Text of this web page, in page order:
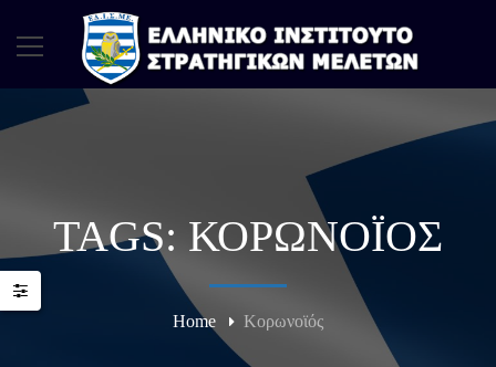
TAGS: ΚΟΡΩΝΟΪΌΣ
Home Κορωνοϊός